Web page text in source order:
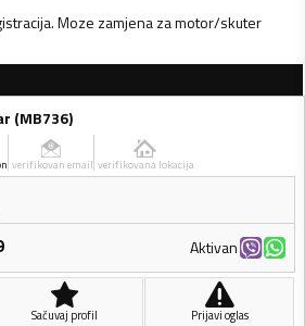
Moze zamjena za motor/skuter
(MB736)
verifikovan email verifikovana lokacija
Aktivan
Sačuvaj profil Prijavi oglas